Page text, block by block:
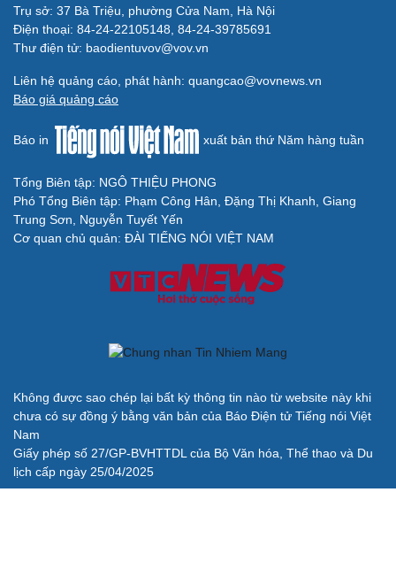
Cải chính
Trụ sở: 37 Bà Triệu, phường Cửa Nam, Hà Nội
Điện thoại: 84-24-22105148, 84-24-39785691
Thư điện tử: baodientuvov@vov.vn
Liên hệ quảng cáo, phát hành: quangcao@vovnews.vn
Báo giá quảng cáo
Báo in xuất bản thứ Năm hàng tuần
Tổng Biên tập: NGÔ THIỆU PHONG
Phó Tổng Biên tập: Phạm Công Hân, Đặng Thị Khanh, Giang
Trung Sơn, Nguyễn Tuyết Yến
Cơ quan chủ quản: ĐÀI TIẾNG NÓI VIỆT NAM
Không được sao chép lại bất kỳ thông tin nào từ website này khi
chưa có sự đồng ý bằng văn bản của Báo Điện tử Tiếng nói Việt
Nam
Giấy phép số 27/GP-BVHTTDL của Bộ Văn hóa, Thể thao và Du
lịch cấp ngày 25/04/2025